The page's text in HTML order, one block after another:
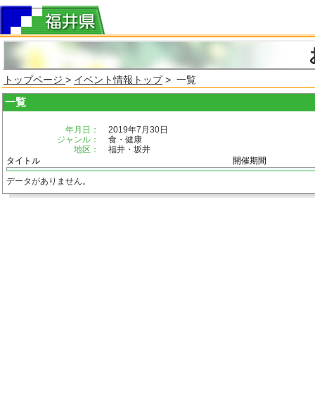
トップページ > イベント情報トップ> 一覧
一覧
年月日：
2019年7月30日
ジャンル：
食・健康
地区：
福井・坂井
タイトル
開催期間
データがありません。